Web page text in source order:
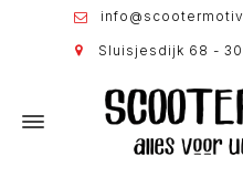
Sluisjesdijk 68 -